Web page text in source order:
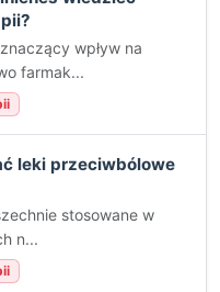
wpływ na
farmak...
leki przeciwbólowe
stosowane w
n...